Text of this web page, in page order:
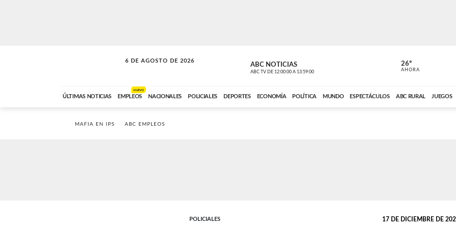
6 DE AGOSTO DE 2026
A DE LA TARDE ABC NOTICIAS
ABC TV DE 12:00:00 A 13:59:00 ABC CARDINAL
26º
AHORA
ÚLTIMAS NOTICIAS EMPLEOS
NUEVO
NACIONALES POLICIALES DEPORTES ECONOMÍA POLÍTICA MUNDO ESPECTÁCULOS ABC RURAL JUEGOS
MAFIA EN IPS ABC EMPLEOS
POLICIALES 17 DE DICIEMBRE DE